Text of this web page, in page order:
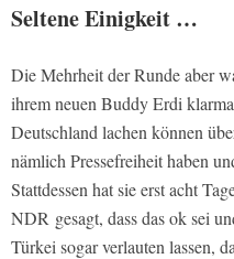
Seltene Einigkeit …
Die Mehrheit der Runde aber
ihrem neuen Buddy Erdi
Deutschland lachen können
nämlich Pressefreiheit haben
Stattdessen hat sie erst acht
NDR gesagt, dass das ok sei
Türkei sogar verlauten lassen,